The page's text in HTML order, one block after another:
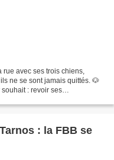
rue avec ses trois chiens,
ne se sont jamais quittés. 🐶
: revoir ses
: la FBB se